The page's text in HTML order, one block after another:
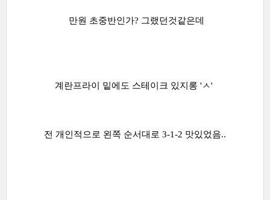
만원 초중반인가? 그랬던것같은데
계란프라이 밑에도 스테이크 있지롱 'ㅅ'
전 개인적으로 왼쪽 순서대로 3-1-2 맛있었음..